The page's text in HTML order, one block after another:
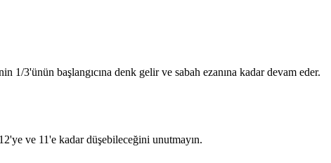
3'ünün başlangıcına denk gelir ve sabah ezanına kadar devam eder.
ve 11'e kadar düşebileceğini unutmayın.